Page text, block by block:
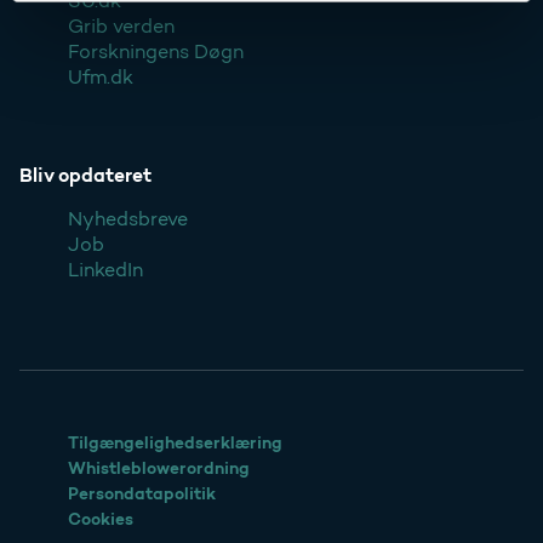
Grib verden
Forskningens Døgn
Ufm.dk
Bliv opdateret
Nyhedsbreve
Job
LinkedIn
Tilgængelighedserklæring
Whistleblowerordning
Persondatapolitik
Cookies